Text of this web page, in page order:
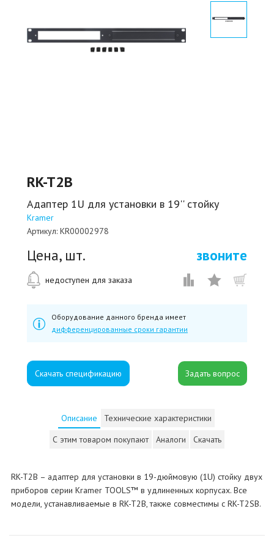
RK-T2B
Адаптер 1U для установки в 19'' стойку
Kramer
Артикул: KR00002978
Цена, шт. звоните
недоступен для заказа
Оборудование данного бренда имеет
дифференцированные сроки гарантии
Скачать спецификацию
Описание
Технические характеристики
С этим товаром покупают
Аналоги Скачать
RK-T2B – адаптер для установки в 19-дюймовую (1U) стойку двух
приборов серии Kramer TOOLS™ в удлиненных корпусах. Все
модели, устанавливаемые в RK-T2B, также совместимы с RK-T2SB.